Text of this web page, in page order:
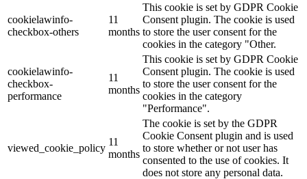
cookielawinfo-
checkbox-others
11
months
This cookie is set by GDPR Cookie
Consent plugin. The cookie is used
to store the user consent for the
cookies in the category "Other.
cookielawinfo-
checkbox-
performance
11
months
This cookie is set by GDPR Cookie
Consent plugin. The cookie is used
to store the user consent for the
cookies in the category
"Performance".
viewed_cookie_policy
11
months
The cookie is set by the GDPR
Cookie Consent plugin and is used
to store whether or not user has
consented to the use of cookies. It
does not store any personal data.